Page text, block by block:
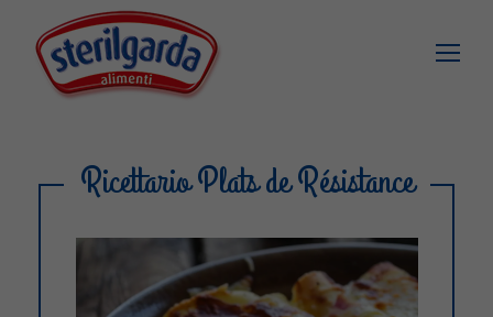
Ricettario Plats de Résistance